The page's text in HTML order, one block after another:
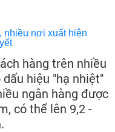
hàng trên nhiều
hiệu "hạ nhiệt"
ngân hàng được
có thể lên 9,2 -